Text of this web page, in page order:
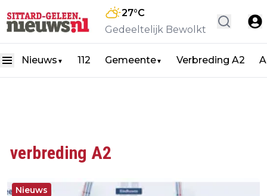
27°C
Gedeeltelijk Bewolkt
Nieuws ▼ 112 Gemeente▼ Verbreding A2
verbreding A2
Nieuws